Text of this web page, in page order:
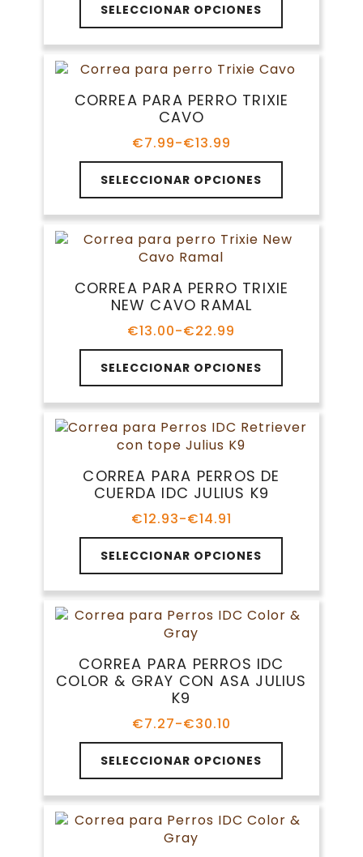
la
página
de
producto
precios:
desde
€36.34
hasta
€47.32
SELECCIONAR OPCIONES
producto
tiene
múltiples
variantes.
opciones
pueden
elegir
la
página
de
producto
CORREA PARA PERRO TRIXIE
CAVO
€7.99-€13.99
Rango
de
precios:
desde
€7.99
hasta
€13.99
SELECCIONAR OPCIONES
Este
producto
tiene
múltiples
variantes.
se
pueden
en
página
de
CORREA PARA PERRO TRIXIE
NEW CAVO RAMAL
€13.00-€22.99
Rango
de
precios:
desde
€13.00
hasta
€22.99
SELECCIONAR OPCIONES
Este
producto
tiene
múltiples
variantes.
se
pueden
en
página
de
producto
CORREA PARA PERROS DE
CUERDA IDC JULIUS K9
€12.93-€14.91
Rango
de
precios:
desde
€12.93
hasta
€14.91
SELECCIONAR OPCIONES
Este
producto
tiene
múltiples
variantes.
se
pueden
la
página
de
producto
CORREA PARA PERROS IDC
COLOR & GRAY CON ASA JULIUS
K9
€7.27-€30.10
Rango
de
precios:
desde
€7.27
hasta
€30.10
SELECCIONAR OPCIONES
Este
producto
tiene
múltiples
variantes.